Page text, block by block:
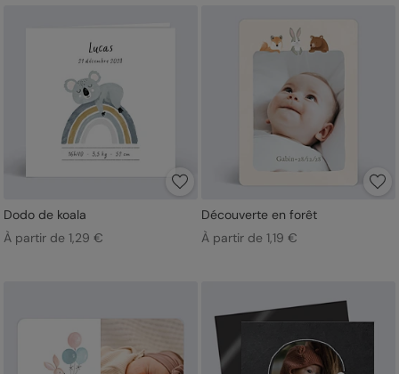
Dodo de koala
À partir de 1,29 €
Découverte en forêt
À partir de 1,19 €